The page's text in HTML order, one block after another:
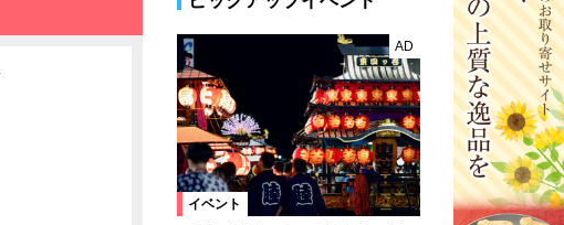
イベント
AD